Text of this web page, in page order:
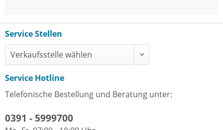
Service Stellen
Service Hotline
Telefonische Bestellung und Beratung unter:
0391 - 5999700